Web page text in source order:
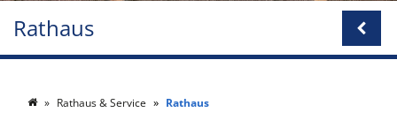
Rathaus
Rathaus & Service Rathaus